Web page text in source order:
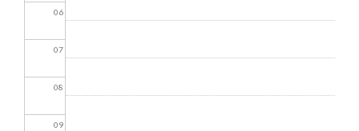
06
07
08
09